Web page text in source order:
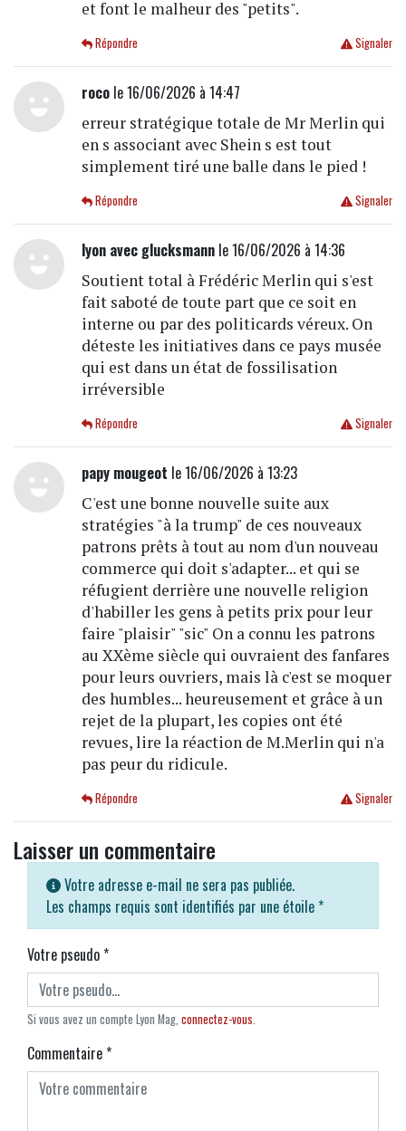
et font le malheur des "petits".
Signaler
Répondre
rocole 16/06/2026 à 14:47
erreur stratégique totale de Mr Merlin qui
en s associant avec Shein s est tout
simplement tiré une balle dans le pied !
Signaler
Répondre
lyon avec glucksmannle 16/06/2026 à 14:36
Soutient total à Frédéric Merlin qui s'est
fait saboté de toute part que ce soit en
interne ou par des politicards véreux. On
déteste les initiatives dans ce pays musée
qui est dans un état de fossilisation
irréversible
Signaler
Répondre
papy mougeot le 16/06/2026 à 13:23
C'est une bonne nouvelle suite aux
stratégies "à la trump" de ces nouveaux
patrons prêts à tout au nom d'un nouveau
commerce qui doit s'adapter... et qui se
réfugient derrière une nouvelle religion
d'habiller les gens à petits prix pour leur
faire "plaisir" "sic" On a connu les patrons
au XXème siècle qui ouvraient des fanfares
pour leurs ouvriers, mais là c'est se moquer
des humbles... heureusement et grâce à un
rejet de la plupart, les copies ont été
revues, lire la réaction de M.Merlin qui n'a
pas peur du ridicule.
Signaler
Répondre
Laisser un commentaire
Votre adresse e-mail ne sera pas publiée.
Les champs requis sont identifiés par une étoile *
Votre pseudo*
Si vous avez un compte Lyon Mag, connectez-vous.
Commentaire*